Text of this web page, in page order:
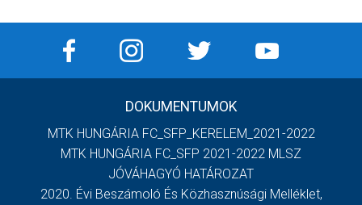
DOKUMENTUMOK
MTK HUNGÁRIA FC_SFP_KERELEM_2021-2022
MTK HUNGÁRIA FC_SFP 2021-2022 MLSZ
JÓVÁHAGYÓ HATÁROZAT
2020. Évi Beszámoló És Közhasznúsági Melléklet,